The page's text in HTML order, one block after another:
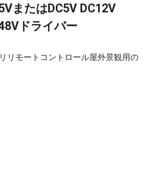
またはDC5V DC12V
ドライバー